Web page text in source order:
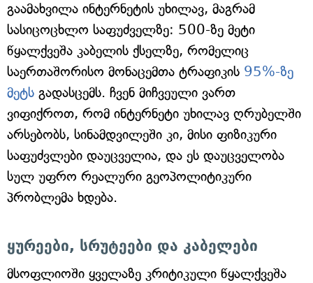
გაამახვილა ინტერნეტის უხილავ, მაგრამ
სასიცოცხლო საფუძველზე: 500-ზე მეტი
წყალქვეშა კაბელის ქსელზე, რომელიც
საერთაშორისო მონაცემთა ტრაფიკის 95%-ზე
მეტს გადასცემს. ჩვენ მიჩვეული ვართ
ვიფიქროთ, რომ ინტერნეტი უხილავ ღრუბელში
არსებობს, სინამდვილეში კი, მისი ფიზიკური
საფუძვლები დაუცველია, და ეს დაუცველობა
სულ უფრო რეალური გეოპოლიტიკური
პრობლემა ხდება.
ყურეები, სრუტეები და კაბელები
მსოფლიოში ყველაზე კრიტიკული წყალქვეშა